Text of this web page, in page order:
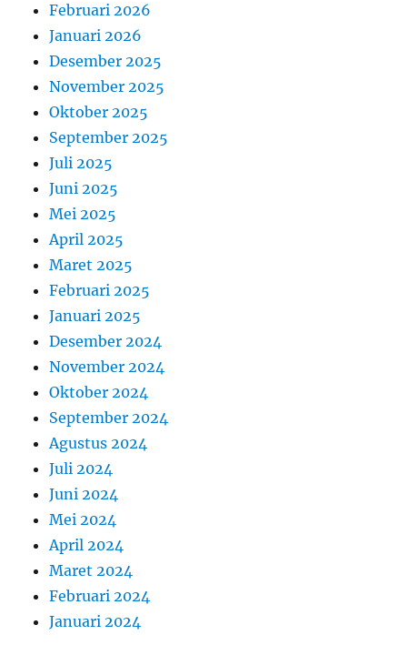
Februari 2026
Januari 2026
Desember 2025
November 2025
Oktober 2025
September 2025
Juli 2025
Juni 2025
Mei 2025
April 2025
Maret 2025
Februari 2025
Januari 2025
Desember 2024
November 2024
Oktober 2024
September 2024
Agustus 2024
Juli 2024
Juni 2024
Mei 2024
April 2024
Maret 2024
Februari 2024
Januari 2024